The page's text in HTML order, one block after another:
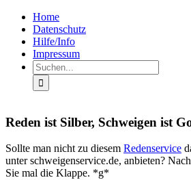
Zum
Inhalt
springen
FacebookHome
Datenschutz
Hilfe/Info
Impressum
Suche
nach:
Reden ist Silber, Schweigen ist
Sollte man nicht zu diesem Redenservice
unter schweigenservice.de, anbieten?
Sie mal die Klappe. *g*